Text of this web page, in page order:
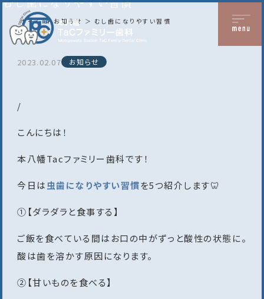
ホーム お知らせ むし歯になりやすい習慣
2023.02.07 お知らせ
/
こんにちは！
本八幡Tacファミリー歯科です！
今日は虫歯になりやすい習慣を5つ紹介します🦷
①【ダラダラと食事する】
ご飯を食べている間はお口の中がずっと酸性の状態に。
酸は歯を溶かす原因になります。
②【甘いものを食べる】